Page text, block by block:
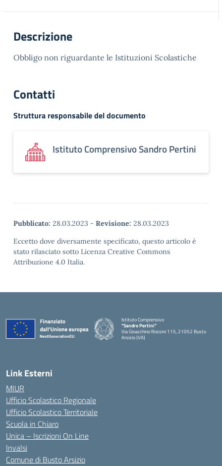
Descrizione
Obbligo non riguardante le Istituzioni Scolastiche
Contatti
Struttura responsabile del documento
Istituto Comprensivo Sandro Pertini
Pubblicato: 28.03.2023 - Revisione: 28.03.2023
Eccetto dove diversamente specificato, questo articolo è
stato rilasciato sotto Licenza Creative Commons
Attribuzione 4.0 Italia.
Istituto Comprensivo
"Sandro Pertini"
Via Gioacchino Rossini 115, 21052 Busto
Arsizio (VA)
Link Esterni
MIUR
Ufficio Scolastico Regionale
Ufficio Scolastico Territoriale
Scuola in Chiaro
Unica – Iscrizioni On Line
Invalsi
Comune di Busto Arsizio